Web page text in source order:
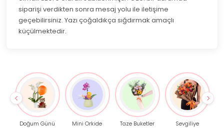
siparişi verdikten sonra mesaj yolu ile iletişime
geçebilirsiniz. Yazı çoğaldıkça sığdırmak amaçlı
küçülmektedir.
Doğum Günü Mini Orkide Taze Buketler Sevgiliye